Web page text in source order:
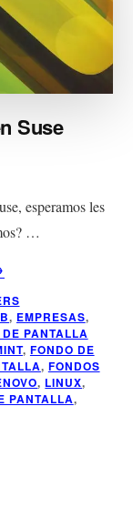
Suse
esperamos les
…
ACERCA
, EMPRESAS,
DE PANTALLA
, FONDO DE
, FONDOS
, LINUX,
PANTALLA,